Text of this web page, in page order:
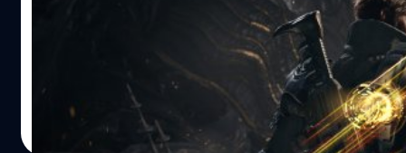
ผู้จัดจำหน่าย Nexon Korea และทีมพัฒนา NAT Games ได้
ประกาศเปิดตัวเกมแนว Looter Shooter ที่มีชื่อว่า Project
Magnum ซึ่งจะวางจำหน่ายทั่วโลกบนคอนโซลและพีซี โดยจะ
มีการเปิดเผยข้อมูลเพิ่มเติมและวันวางจำหน่ายในภายหลัง
Project Magnum เป็นเกมที่มีการผสมผสานแนว RPG เข้ากับ
แนวยิงมุมมองบุคคลที่ 3 ซึ่งจะนำเสนอกราฟิกที่สวยงามและ
ตัวละครที่มีเสน่ห์ที่อยู่ในโลก Sci-fi ผู้เล่นจะต้องใช้สกิล, ท่า
ศุภกร ประเสริฐศิลป์| 1844 days ago